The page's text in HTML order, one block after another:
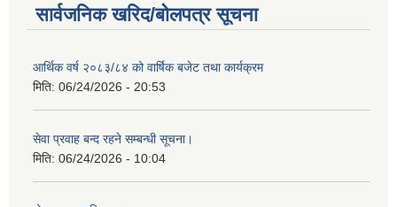
सार्वजनिक खरिद/बोलपत्र सूचना
आर्थिक वर्ष २०८३/८४ को वार्षिक बजेट तथा कार्यक्रम
मिति: 06/24/2026 - 20:53
सेवा प्रवाह बन्द रहने सम्बन्धी सूचना।
मिति: 06/24/2026 - 10:04